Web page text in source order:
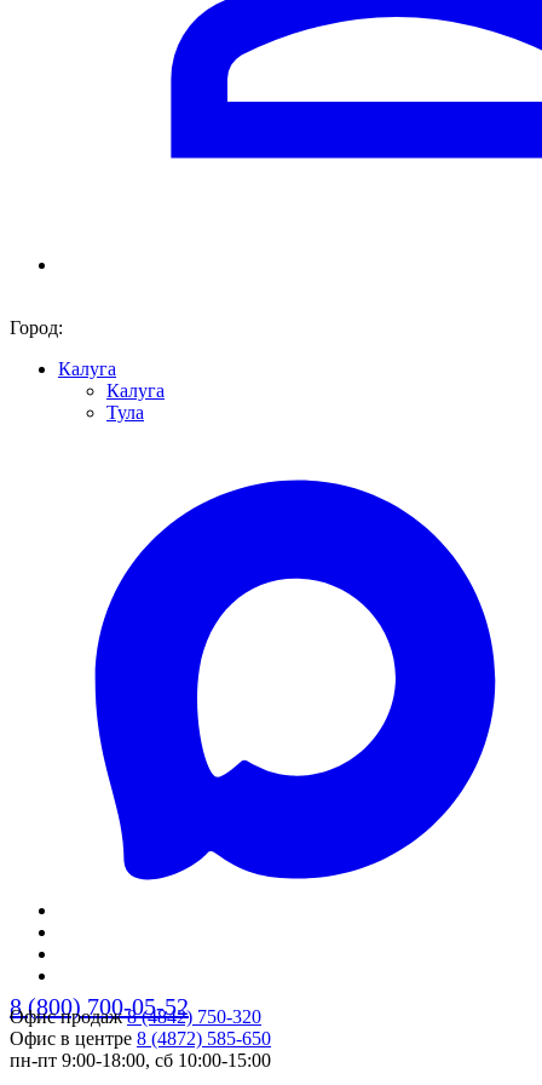
Город:
Калуга
Калуга
Тула
8 (800) 700-05-52
Офис продаж8 (4842) 750-320
Офис в центре 8 (4872) 585-650
пн-пт 9:00-18:00, сб 10:00-15:00